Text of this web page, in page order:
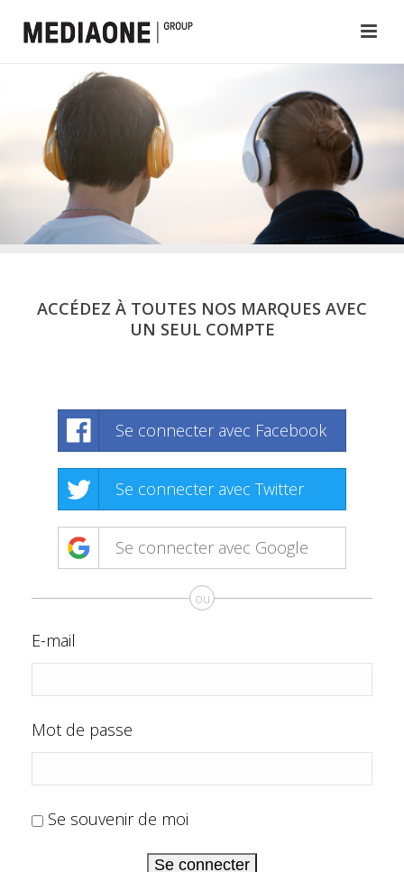
ACCÉDEZ À TOUTES NOS MARQUES AVEC
UN SEUL COMPTE
Se connecter avec Facebook
Se connecter avec Twitter
Se connecter avec Google
ou
E-mail
Mot de passe
Se souvenir de moi
Se connecter